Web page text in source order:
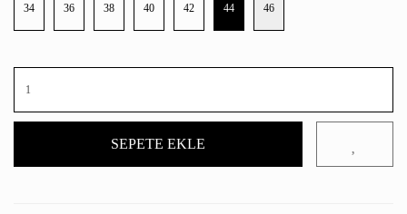
34 36 38 40 42 44 46
SEPETE EKLE